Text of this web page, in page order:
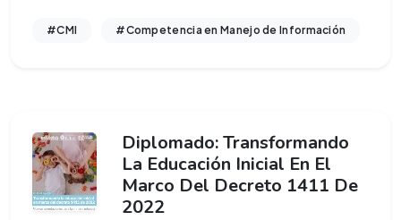
#CMI #Competencia en Manejo de Información
Diplomado: Transformando
La Educación Inicial En El
Marco Del Decreto 1411 De
2022